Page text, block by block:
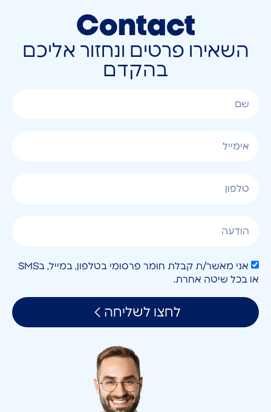
Contact
השאירו פרטים ונחזור אליכם
בהקדם
אני מאשר/ת קבלת חומר פרסומי בטלפון, במייל, בSMS
או בכל שיטה אחרת.
לחצו לשליחה